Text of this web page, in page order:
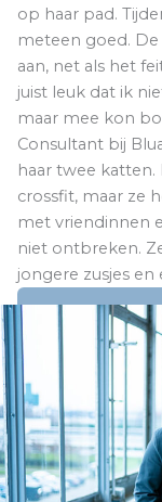
op haar pad.
meteen goed.
aan, net als het
juist leuk dat ik
maar mee kon
Consultant bij
haar twee katten.
crossfit, maar ze
met vriendinnen
niet ontbreken.
jongere zusjes en